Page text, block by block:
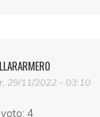
29/11/2022 - 03:10
4